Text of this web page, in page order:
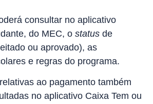
consultar no aplicativo
do MEC, o status de
ou aprovado), as
e regras do programa.
ao pagamento também
no aplicativo Caixa Tem ou